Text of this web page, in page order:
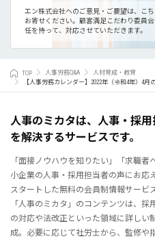
エン株式会社へのご意見・ご要望は、こ
お寄せください。 顧客満足こだわり委員
任を持って、対応させていただきます。
TOP 人事労務Q&A
人材育成・教育
【人事労務カレンダー】2022年（令和4年）4
人事のミカタは、人事・採用
を解決するサービスです。
「面接ノウハウを知りたい」「求職
小企業の人事・採用担当者の声にお応
スタートした無料の会員制情報サービス
「人事のミカタ」のコンテンツは、
の対応や法改正といった領域に詳しい
成。必要に応じて社労士から、監修や